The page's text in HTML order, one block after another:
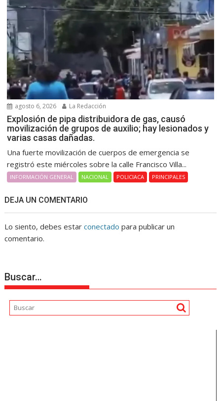
agosto 6, 2026 La Redacción
Explosión de pipa distribuidora de gas, causó
movilización de grupos de auxilio; hay lesionados y
varias casas dañadas.
Una fuerte movilización de cuerpos de emergencia se
registró este miércoles sobre la calle Francisco Villa...
INFORMACIÓN GENERAL NACIONAL POLICIACA PRINCIPALES
DEJA UN COMENTARIO
Lo siento, debes estarconectado para publicar un
comentario.
Buscar…